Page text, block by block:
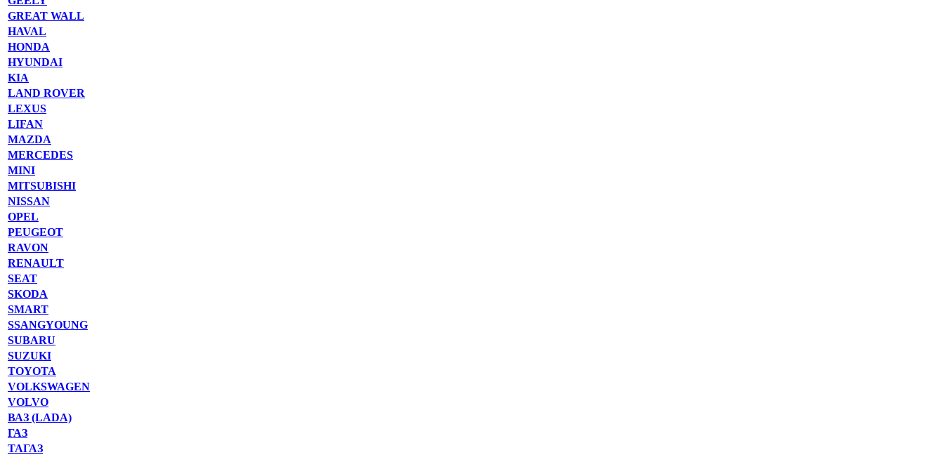
GREAT WALL
HAVAL
HONDA
HYUNDAI
KIA
LAND ROVER
LEXUS
LIFAN
MAZDA
MERCEDES
MINI
MITSUBISHI
NISSAN
OPEL
PEUGEOT
RAVON
RENAULT
SEAT
SKODA
SMART
SSANGYOUNG
SUBARU
SUZUKI
TOYOTA
VOLKSWAGEN
VOLVO
ВАЗ (LADA)
ГАЗ
ТАГАЗ